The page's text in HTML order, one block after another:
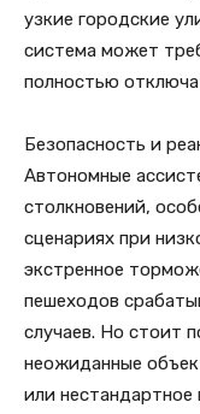
узкие городские
система может
полностью
Безопасность и
Автономные
столкновений,
сценариях при
экстренное
пешеходов
случаев. Но стоит
неожиданные
или